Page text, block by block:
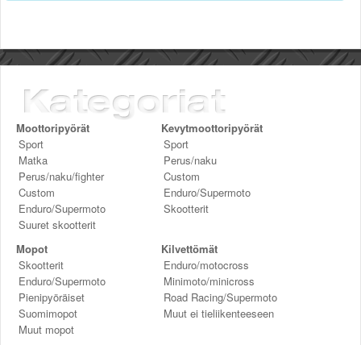
Moottoripyörät
Sport
Matka
Perus/naku/fighter
Custom
Enduro/Supermoto
Suuret skootterit
Kevytmoottoripyörät
Sport
Perus/naku
Custom
Enduro/Supermoto
Skootterit
Mopot
Skootterit
Enduro/Supermoto
Pienipyöräiset
Suomimopot
Muut mopot
Kilvettömät
Enduro/motocross
Minimoto/minicross
Road Racing/Supermoto
Muut ei tieliikenteeseen